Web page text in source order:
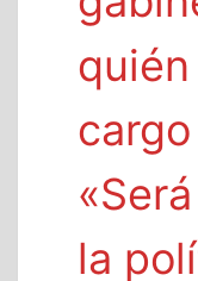
la